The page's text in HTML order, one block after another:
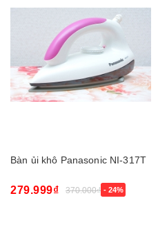
Bàn ủi khô Panasonic NI-317T
279.999₫ 370.000₫ - 24%